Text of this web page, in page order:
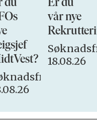
du
Er du
vår nye
18.08.26